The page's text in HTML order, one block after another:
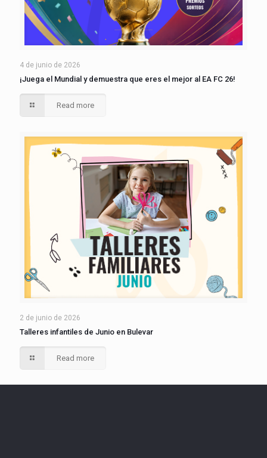
4 de junio de 2026
¡Juega el Mundial y demuestra que eres el mejor al EA FC 26!
Read more
2 de junio de 2026
Talleres infantiles de Junio en Bulevar
Read more